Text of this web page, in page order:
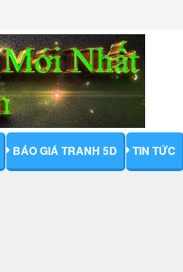
BÁO GIÁ TRANH 5D TIN TỨC